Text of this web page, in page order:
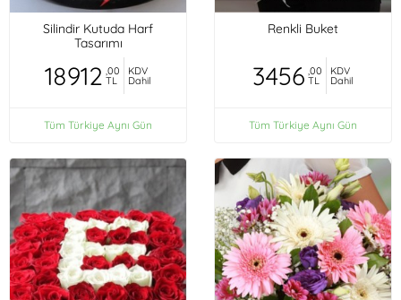
Silindir Kutuda Harf
Tasarımı
18912 ,00
TL
KDV
Dahil
Tüm Türkiye Aynı Gün
Renkli Buket
3456 ,00
TL
KDV
Dahil
Tüm Türkiye Aynı Gün